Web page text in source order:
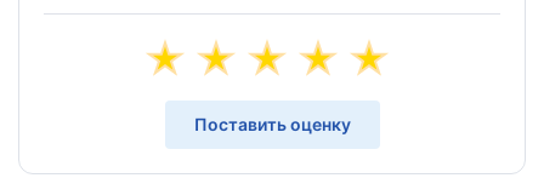
Поставить оценку